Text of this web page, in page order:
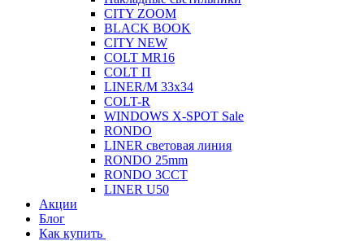
CITY ZOOM
BLACK BOOK
CITY NEW
COLT MR16
COLT П
LINER/М 33х34
COLT-R
WINDOWS X-SPOT Sale
RONDO
LINER световая линия
RONDO 25mm
RONDO 3CCT
LINER U50
Акции
Блог
Как купить